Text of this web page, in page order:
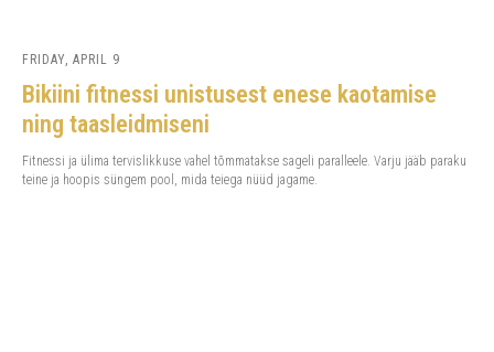
FRIDAY, APRIL 9
Bikiini fitnessi unistusest enese kaotamise
ning taasleidmiseni
Fitnessi ja ülima tervislikkuse vahel tõmmatakse sageli paralleele. Varju jääb paraku
teine ja hoopis süngem pool, mida teiega nüüd jagame.